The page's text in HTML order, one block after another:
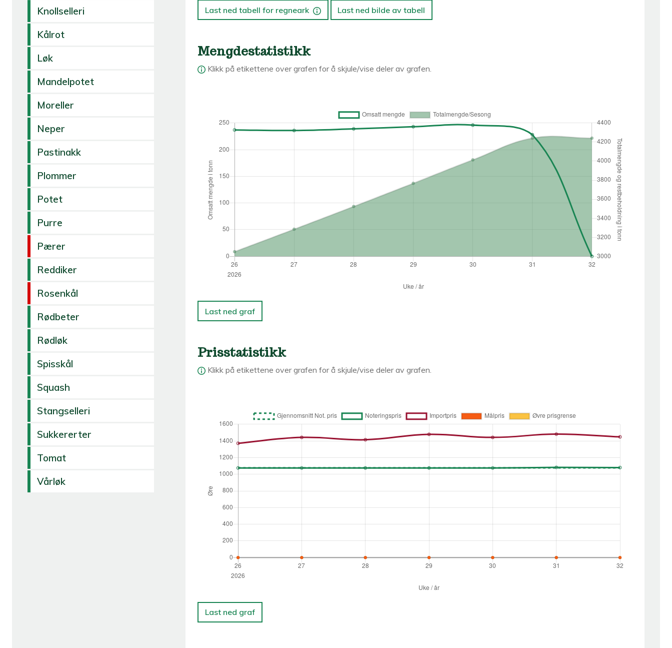
Knollselleri
Kålrot
Løk
Mandelpotet
Moreller
Neper
Pastinakk
Plommer
Potet
Purre
Pærer
Reddiker
Rosenkål
Rødbeter
Rødløk
Spisskål
Squash
Stangselleri
Sukkererter
Tomat
Vårløk
Last ned tabell for regneark Last ned bilde av tabell
Mengdestatistikk
Klikk på etikettene over grafen for å skjule/vise deler av grafen.
Last ned graf
Prisstatistikk
Klikk på etikettene over grafen for å skjule/vise deler av grafen.
Last ned graf